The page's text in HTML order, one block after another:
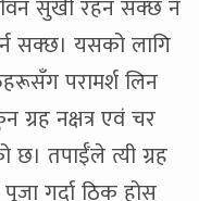
सुखी रहन सक्छ न
सक्छ। यसको लागि
परामर्श लिन
नक्षत्र एवं चर
तपाईँले त्यी ग्रह